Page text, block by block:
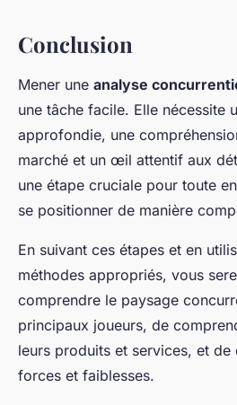
Conclusion
Mener une analyse
une tâche facile. Elle nécessite
approfondie, une
marché et un œil attentif aux
une étape cruciale pour toute
se positionner de manière
En suivant ces étapes et en
méthodes appropriés, vous
comprendre le paysage
principaux joueurs, de
leurs produits et services, et de
forces et faiblesses.